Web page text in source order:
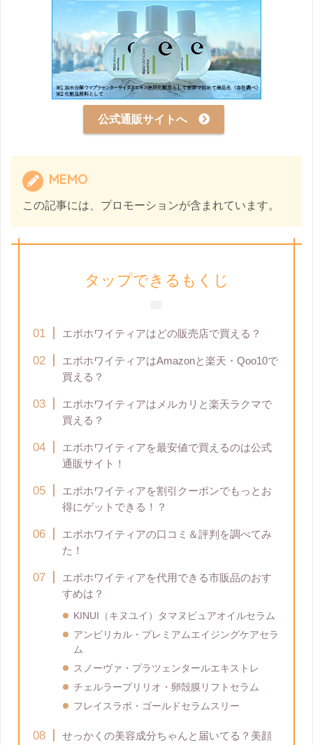
公式通販サイトへ
MEMO
この記事には、プロモーションが含まれています。
タップできるもくじ
エポホワイティアはどの販売店で買える？
エポホワイティアはAmazonと楽天・Qoo10で
買える？
エポホワイティアはメルカリと楽天ラクマで
買える？
エポホワイティアを最安値で買えるのは公式
通販サイト！
エポホワイティアを割引クーポンでもっとお
得にゲットできる！？
エポホワイティアの口コミ＆評判を調べてみ
た！
エポホワイティアを代用できる市販品のおす
すめは？
KINUI（キヌユイ）タマヌピュアオイルセラム
アンビリカル・プレミアムエイジングケアセラ
ム
スノーヴァ・プラツェンタールエキストレ
チェルラーブリリオ・卵殻膜リフトセラム
フレイスラボ・ゴールドセラムスリー
せっかくの美容成分ちゃんと届いてる？美顔